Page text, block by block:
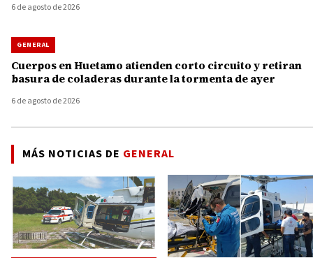
6 de agosto de 2026
GENERAL
Cuerpos en Huetamo atienden corto circuito y retiran
basura de coladeras durante la tormenta de ayer
6 de agosto de 2026
MÁS NOTICIAS DE GENERAL